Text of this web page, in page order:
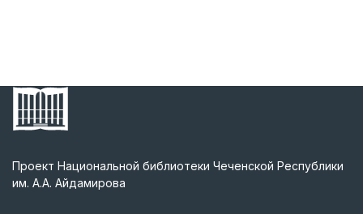
Проект Национальной библиотеки Чеченской Республики
им. А.А. Айдамирова